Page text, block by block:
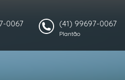
0067 (41) 99697-0067
Plantão